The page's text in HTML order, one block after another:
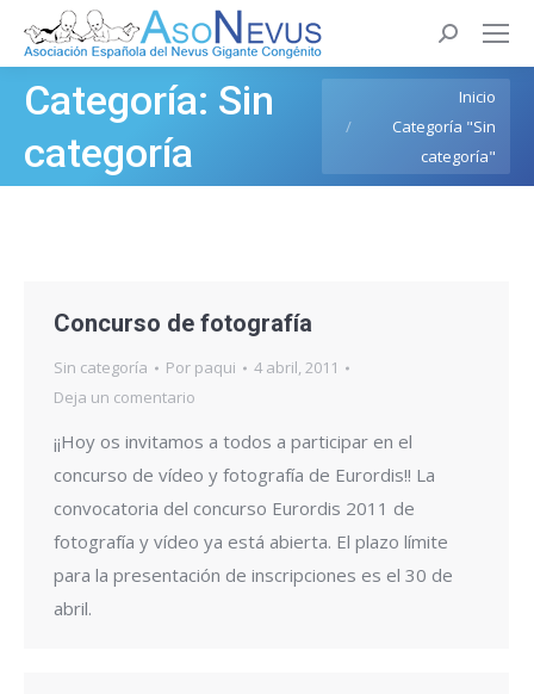
Buscar:
Categoría: Sin
categoría
Inicio
Categoría "Sin
categoría"
Concurso de fotografía
Sin categoría Por paqui
4 abril, 2011
Deja un comentario
¡¡Hoy os invitamos a todos a participar en el
concurso de vídeo y fotografía de Eurordis!! La
convocatoria del concurso Eurordis 2011 de
fotografía y vídeo ya está abierta. El plazo límite
para la presentación de inscripciones es el 30 de
abril.